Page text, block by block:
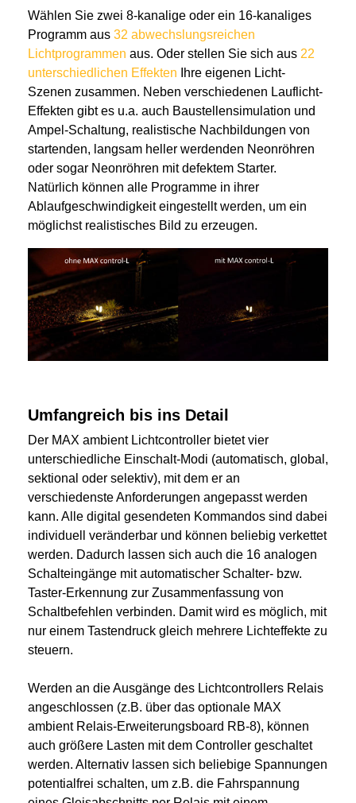
Wählen Sie zwei 8-kanalige oder ein 16-kanaliges
Programm aus 32 abwechslungsreichen
Lichtprogrammen aus. Oder stellen Sie sich aus 22
unterschiedlichen Effekten Ihre eigenen Licht-
Szenen zusammen. Neben verschiedenen Lauflicht-
Effekten gibt es u.a. auch Baustellensimulation und
Ampel-Schaltung, realistische Nachbildungen von
startenden, langsam heller werdenden Neonröhren
oder sogar Neonröhren mit defektem Starter.
Natürlich können alle Programme in ihrer
Ablaufgeschwindigkeit eingestellt werden, um ein
möglichst realistisches Bild zu erzeugen.
Umfangreich bis ins Detail
Der MAX ambient Lichtcontroller bietet vier
unterschiedliche Einschalt-Modi (automatisch, global,
sektional oder selektiv), mit dem er an
verschiedenste Anforderungen angepasst werden
kann. Alle digital gesendeten Kommandos sind dabei
individuell veränderbar und können beliebig verkettet
werden. Dadurch lassen sich auch die 16 analogen
Schalteingänge mit automatischer Schalter- bzw.
Taster-Erkennung zur Zusammenfassung von
Schaltbefehlen verbinden. Damit wird es möglich, mit
nur einem Tastendruck gleich mehrere Lichteffekte zu
steuern.
Werden an die Ausgänge des Lichtcontrollers Relais
angeschlossen (z.B. über das optionale MAX
ambient Relais-Erweiterungsboard RB-8), können
auch größere Lasten mit dem Controller geschaltet
werden. Alternativ lassen sich beliebige Spannungen
potentialfrei schalten, um z.B. die Fahrspannung